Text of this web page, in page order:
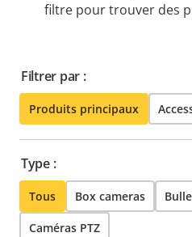
filtre pour trouver des
Filtrer par :
Produits principaux
Type :
Tous Box cameras
Caméras PTZ